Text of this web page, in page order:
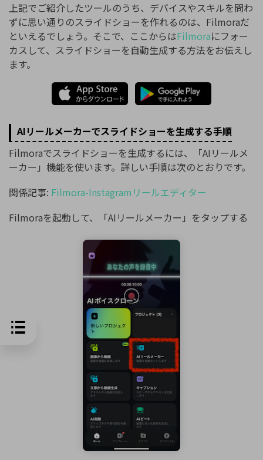
上記でご紹介したツールのうち、デバイスやスキルを問わ
ずに思い通りのスライドショーを作れるのは、Filmoraだ
といえるでしょう。そこで、ここからはFilmoraにフォー
カスして、スライドショーを自動生成する方法をお伝えし
ます。
AIリールメーカーでスライドショーを生成する手順
Filmoraでスライドショーを生成するには、「AIリールメ
ーカー」機能を使います。詳しい手順は次のとおりです。
関係記事: Filmora-Instagramリールエディター
Filmoraを起動して、「AIリールメーカー」をタップする